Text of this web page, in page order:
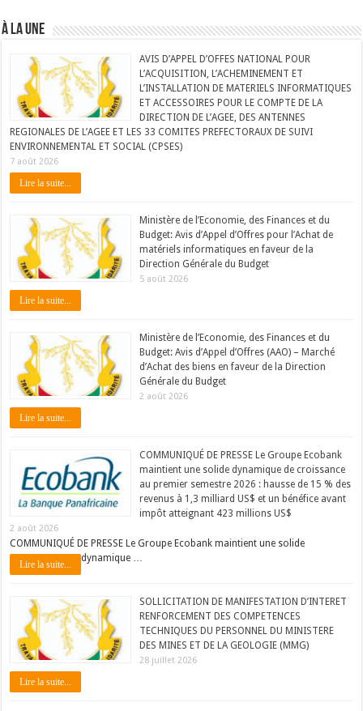
À LA UNE
AVIS D’APPEL D’OFFES NATIONAL POUR
L’ACQUISITION, L’ACHEMINEMENT ET
L’INSTALLATION DE MATERIELS INFORMATIQUES
ET ACCESSOIRES POUR LE COMPTE DE LA
DIRECTION DE L’AGEE, DES ANTENNES
REGIONALES DE L’AGEE ET LES 33 COMITES PREFECTORAUX DE SUIVI
ENVIRONNEMENTAL ET SOCIAL (CPSES)
7 août 2026
Lire la suite...
Ministère de l’Economie, des Finances et du
Budget: Avis d’Appel d’Offres pour l’Achat de
matériels informatiques en faveur de la
Direction Générale du Budget
5 août 2026
Lire la suite...
Ministère de l’Economie, des Finances et du
Budget: Avis d’Appel d’Offres (AAO) – Marché
d’Achat des biens en faveur de la Direction
Générale du Budget
2 août 2026
Lire la suite...
COMMUNIQUÉ DE PRESSE Le Groupe Ecobank
maintient une solide dynamique de croissance
au premier semestre 2026 : hausse de 15 % des
revenus à 1,3 milliard US$ et un bénéfice avant
impôt atteignant 423 millions US$
2 août 2026
COMMUNIQUÉ DE PRESSE Le Groupe Ecobank maintient une solide
dynamique …
Lire la suite...
SOLLICITATION DE MANIFESTATION D’INTERET
RENFORCEMENT DES COMPETENCES
TECHNIQUES DU PERSONNEL DU MINISTERE
DES MINES ET DE LA GEOLOGIE (MMG)
28 juillet 2026
Lire la suite...